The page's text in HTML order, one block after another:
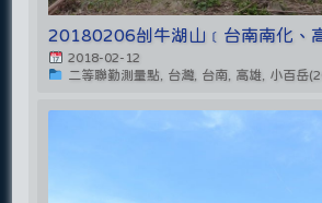
20180206刣牛湖山﹝台南南化、
2018-02-12
二等聯勤測量點, 台灣, 台南, 高雄, 小百岳